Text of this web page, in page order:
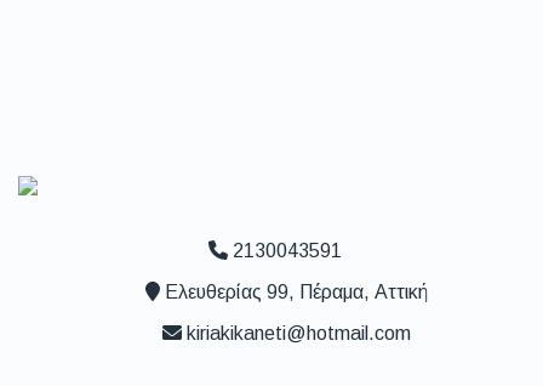
2130043591
Ελευθερίας 99, Πέραμα, Αττική
kiriakikaneti@hotmail.com